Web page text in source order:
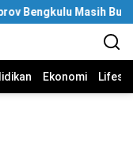
Masih Bungkam
Ekonomi